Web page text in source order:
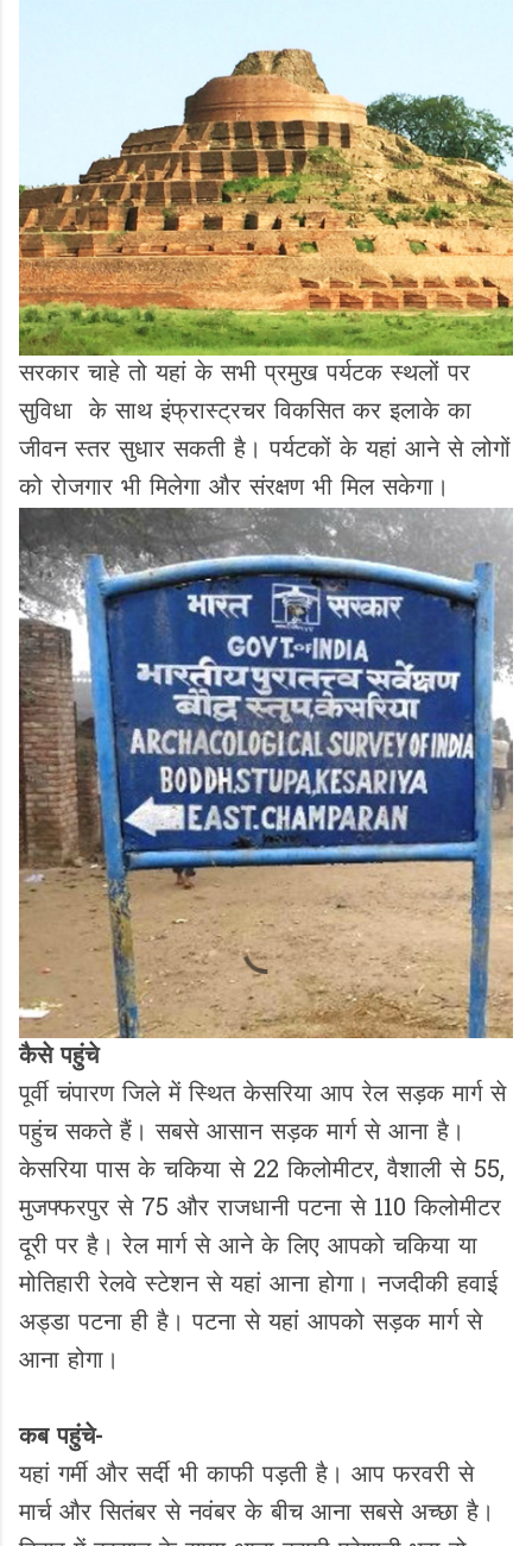
सरकार चाहे तो यहां के सभी प्रमुख पर्यटक स्थलों पर
सुविधा के साथ इंफ्रास्ट्रचर विकसित कर इलाके का
जीवन स्तर सुधार सकती है। पर्यटकों के यहां आने से लोगों
को रोजगार भी मिलेगा और संरक्षण भी मिल सकेगा।
कैसे पहुंचे
पूर्वी चंपारण जिले में स्थित केसरिया आप रेल सड़क मार्ग से
पहुंच सकते हैं। सबसे आसान सड़क मार्ग से आना है।
केसरिया पास के चकिया से 22 किलोमीटर, वैशाली से 55,
मुजफ्फरपुर से 75 और राजधानी पटना से 110 किलोमीटर
दूरी पर है। रेल मार्ग से आने के लिए आपको चकिया या
मोतिहारी रेलवे स्टेशन से यहां आना होगा। नजदीकी हवाई
अड्डा पटना ही है। पटना से यहां आपको सड़क मार्ग से
आना होगा।
कब पहुंचे-
यहां गर्मी और सर्दी भी काफी पड़ती है। आप फरवरी से
मार्च और सितंबर से नवंबर के बीच आना सबसे अच्छा है।